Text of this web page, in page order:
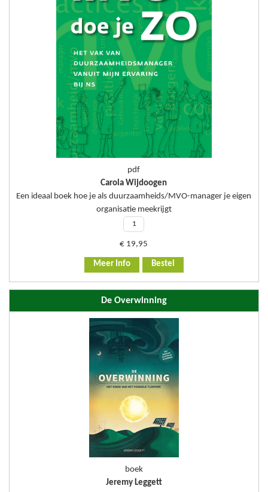
pdf
Carola Wijdoogen
Een ideaal boek hoe je als duurzaamheids/MVO-manager je eigen
organisatie meekrijgt
€ 19,95
Meer Info Bestel
De Overwinning
boek
Jeremy Leggett